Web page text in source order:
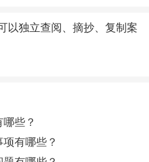
以独立查阅、摘抄、复制案
些？
有哪些？